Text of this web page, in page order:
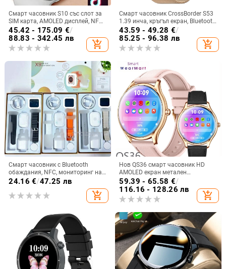
Смарт часовник S10 със слот за
SIM карта, AMOLED дисплей, NFC,
мониторинг на сърдечната
честота и камера
45.42 - 175.09 €/
88.83 - 342.45 лв
add_shopping_cart
Смарт часовник CrossBorder S53
1.39 инча, кръгъл екран, Bluetooth,
крачкомер, наблюдение на съня,
кръвно налягане, мулти-спорт,
метеорологични условия
43.59 - 49.28 €/
85.25 - 96.38 лв
add_shopping_cart
Смарт часовник с Bluetooth
обаждания, NFC, мониторинг на
сърдечната честота,
проследяване на съня и ниво на
кислород в кръвта; комплект със
заряден кабел и два ремъка
24.16 €/47.25 лв
add_shopping_cart
Нов QS36 смарт часовник HD
AMOLED екран метален
ултратънък спортен
здравословен пулс кръв
кислород Bluetooth разговори
59.39 - 65.58 €/
116.16 - 128.26 лв
add_shopping_cart